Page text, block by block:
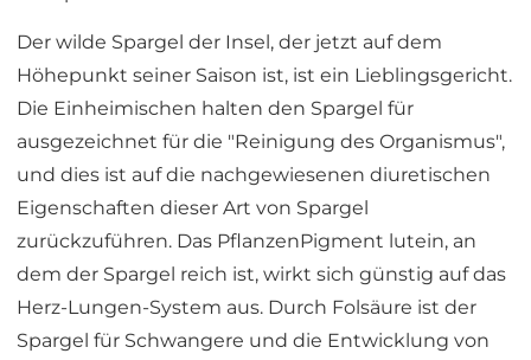
Der wilde Spargel der Insel, der jetzt auf dem
Höhepunkt seiner Saison ist, ist ein Lieblingsgericht.
Die Einheimischen halten den Spargel für
ausgezeichnet für die "Reinigung des Organismus",
und dies ist auf die nachgewiesenen diuretischen
Eigenschaften dieser Art von Spargel
zurückzuführen. Das PflanzenPigment lutein, an
dem der Spargel reich ist, wirkt sich günstig auf das
Herz-Lungen-System aus. Durch Folsäure ist der
Spargel für Schwangere und die Entwicklung von